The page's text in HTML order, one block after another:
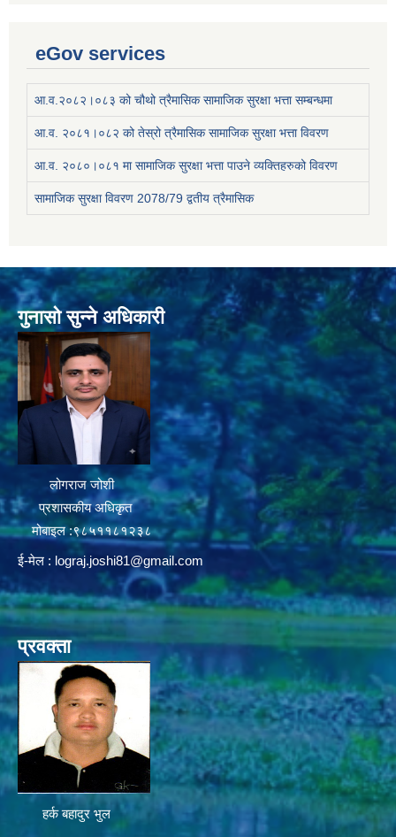
eGov services
आ.व.२०८२।०८३ को चौथो त्रैमासिक सामाजिक सुरक्षा भत्ता सम्बन्धमा
आ.व. २०८१।०८२ को तेस्रो त्रैमासिक सामाजिक सुरक्षा भत्ता विवरण
आ.व. २०८०।०८१ मा सामाजिक सुरक्षा भत्ता पाउने व्यक्तिहरुको विवरण
सामाजिक सुरक्षा विवरण 2078/79 द्वतीय त्रैमासिक
गुनासो सुन्ने अधिकारी
लोगराज जोशी
प्रशासकीय अधिकृत
मोबाइल :९८५११८१२३८
ई-मेल : lograj.joshi81@gmail.com
प्रवक्ता
हर्क बहादुर भुल